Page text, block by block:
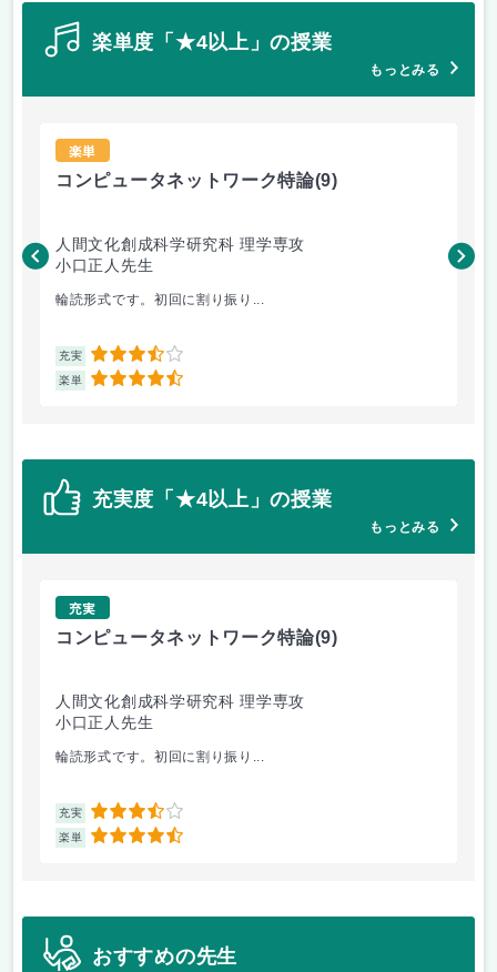
楽単度「★4以上」の授業
もっとみる
楽単
コンピュータネットワーク特論(9)
人間文化創成科学研究科 理学専攻
小口正人先生
輪読形式です。初回に割り振り...
充実 3.5
楽単 4.5
森
充実度「★4以上」の授業
もっとみる
充実
コンピュータネットワーク特論(9)
人間文化創成科学研究科 理学専攻
小口正人先生
輪読形式です。初回に割り振り...
充実 3.5
楽単 4.5
おすすめの先生